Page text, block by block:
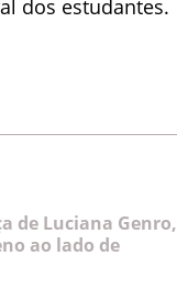
dos estudantes.
de Luciana Genro,
ao lado de